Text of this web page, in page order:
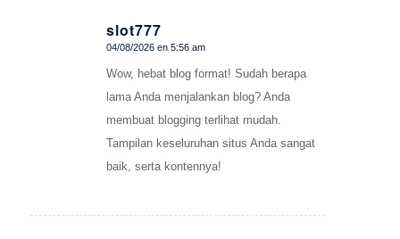
slot777
Dice:
04/08/2026 en 5:56 am
Wow, hebat blog format! Sudah berapa
lama Anda menjalankan blog? Anda
membuat blogging terlihat mudah.
Tampilan keseluruhan situs Anda sangat
baik, serta kontennya!